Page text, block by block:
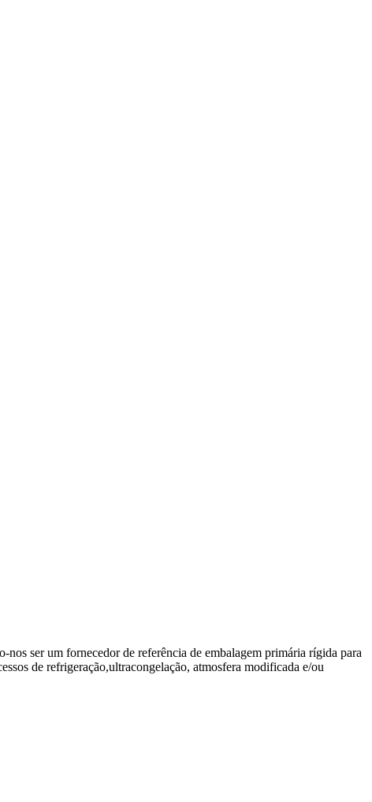
nos ser um fornecedor de referência de embalagem primária rígida para
de refrigeração,ultracongelação, atmosfera modificada e/ou